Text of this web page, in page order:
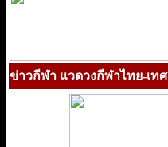
ข่าวกีฬา แวดวงกีฬาไทย-เทศ